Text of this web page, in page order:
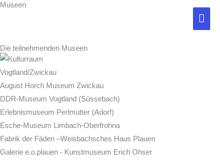
Zum
Museen
Kulturräumen Vogtland-Zwickau und
Die teilnehmenden Museen
Vogtland/Zwickau
August Horch Museum Zwickau
DDR-Museum Vogtland (Süssebach)
Erlebnismuseum Perlmutter (Adorf)
Esche-Museum Limbach-Oberfrohna
Fabrik der Fäden –Weisbachsches Haus Plauen
Galerie e.o.plauen - Kunstmuseum Erich Ohser